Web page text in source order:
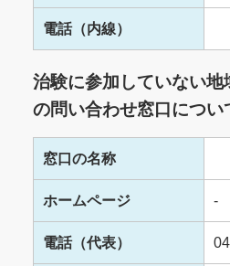
電話（内線）
治験に参加していない地
の問い合わせ窓口につい
窓口の名称
ホームページ -
電話（代表）